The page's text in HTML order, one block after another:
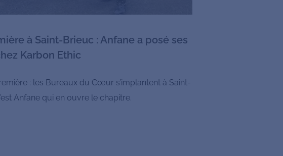
à Saint-Brieuc : Anfane a posé ses
Karbon Ethic
: les Bureaux du Cœur s’implantent à Saint-
Anfane qui en ouvre le chapitre.